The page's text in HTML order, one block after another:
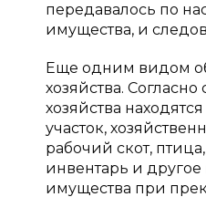
передавалось по
имущества, и
Еще одним видом
хозяйства.
хозяйства
участок,
рабочий скот,
инвентарь и
имущества при